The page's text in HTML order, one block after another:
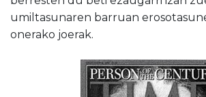
umiltasunaren barruan
onerako joerak.